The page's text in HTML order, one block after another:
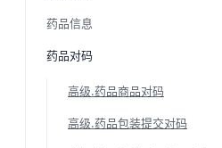
药品信息
药品对码
高级.药品商品对码
高级.药品包装提交对码